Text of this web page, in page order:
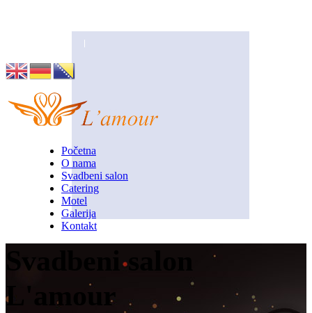
Početna
O nama
Svadbeni salon
Catering
Motel
Galerija
Kontakt
Svadbeni salon
L'amour